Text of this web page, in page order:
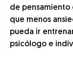
de pensamiento
que menos
pueda ir
psicólogo e